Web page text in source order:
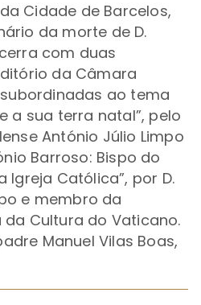
Cidade de Barcelos,
da morte de D.
com duas
da Câmara
subordinadas ao tema
a sua terra natal”, pelo
António Júlio Limpo
Barroso: Bispo do
Igreja Católica”, por D.
e membro da
Cultura do Vaticano.
Manuel Vilas Boas,